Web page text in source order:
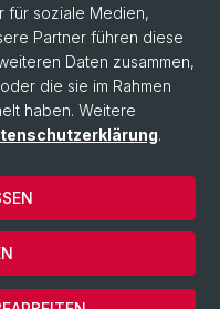
für soziale Medien,
Partner führen diese
Daten zusammen,
die sie im Rahmen
haben. Weitere
.